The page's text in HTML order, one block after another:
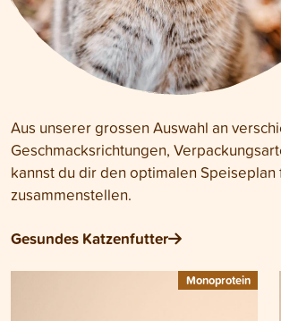
Aus unserer grossen Auswahl an
Geschmacksrichtungen,
kannst du dir den optimalen Speiseplan
zusammenstellen.
Gesundes Katzenfutter
Monoprotein